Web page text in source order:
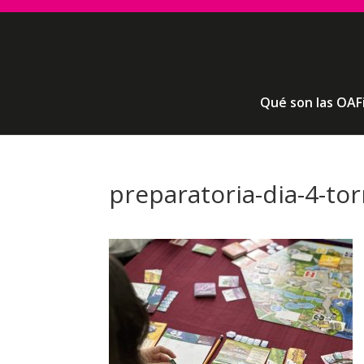
Qué son las
preparatoria-dia-4-